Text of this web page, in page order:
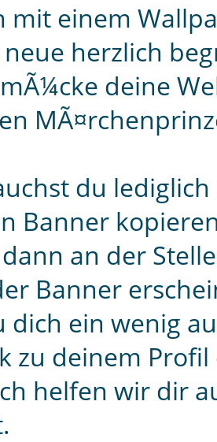
mit einem
neue herzlich
deine
du
Banner
an der
Banner
dich ein wenig
zu deinem
helfen wir dir